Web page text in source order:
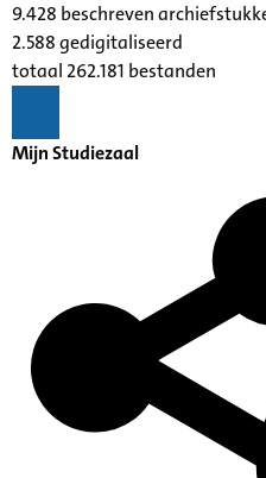
9.428 beschreven
2.588 gedigitaliseerd
totaal 262.181 bestanden
Mijn Studiezaal